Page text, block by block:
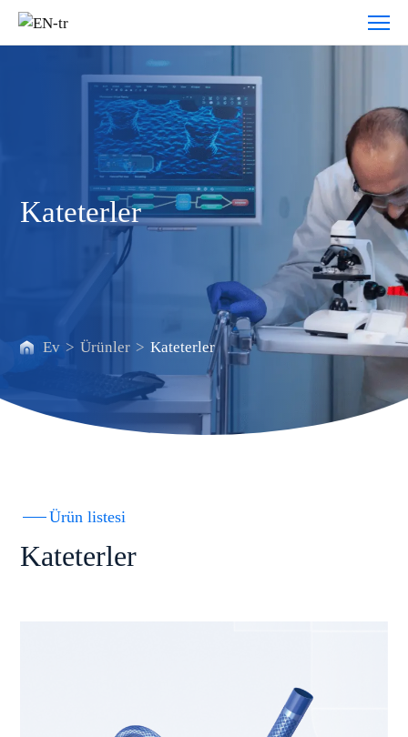
Kateterler
Kateterler
Ev > Ürünler > Kateterler
Ürün listesi
Kateterler